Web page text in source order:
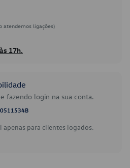
atendemos ligações)
17h.
fazendo login na sua conta.
para clientes logados.